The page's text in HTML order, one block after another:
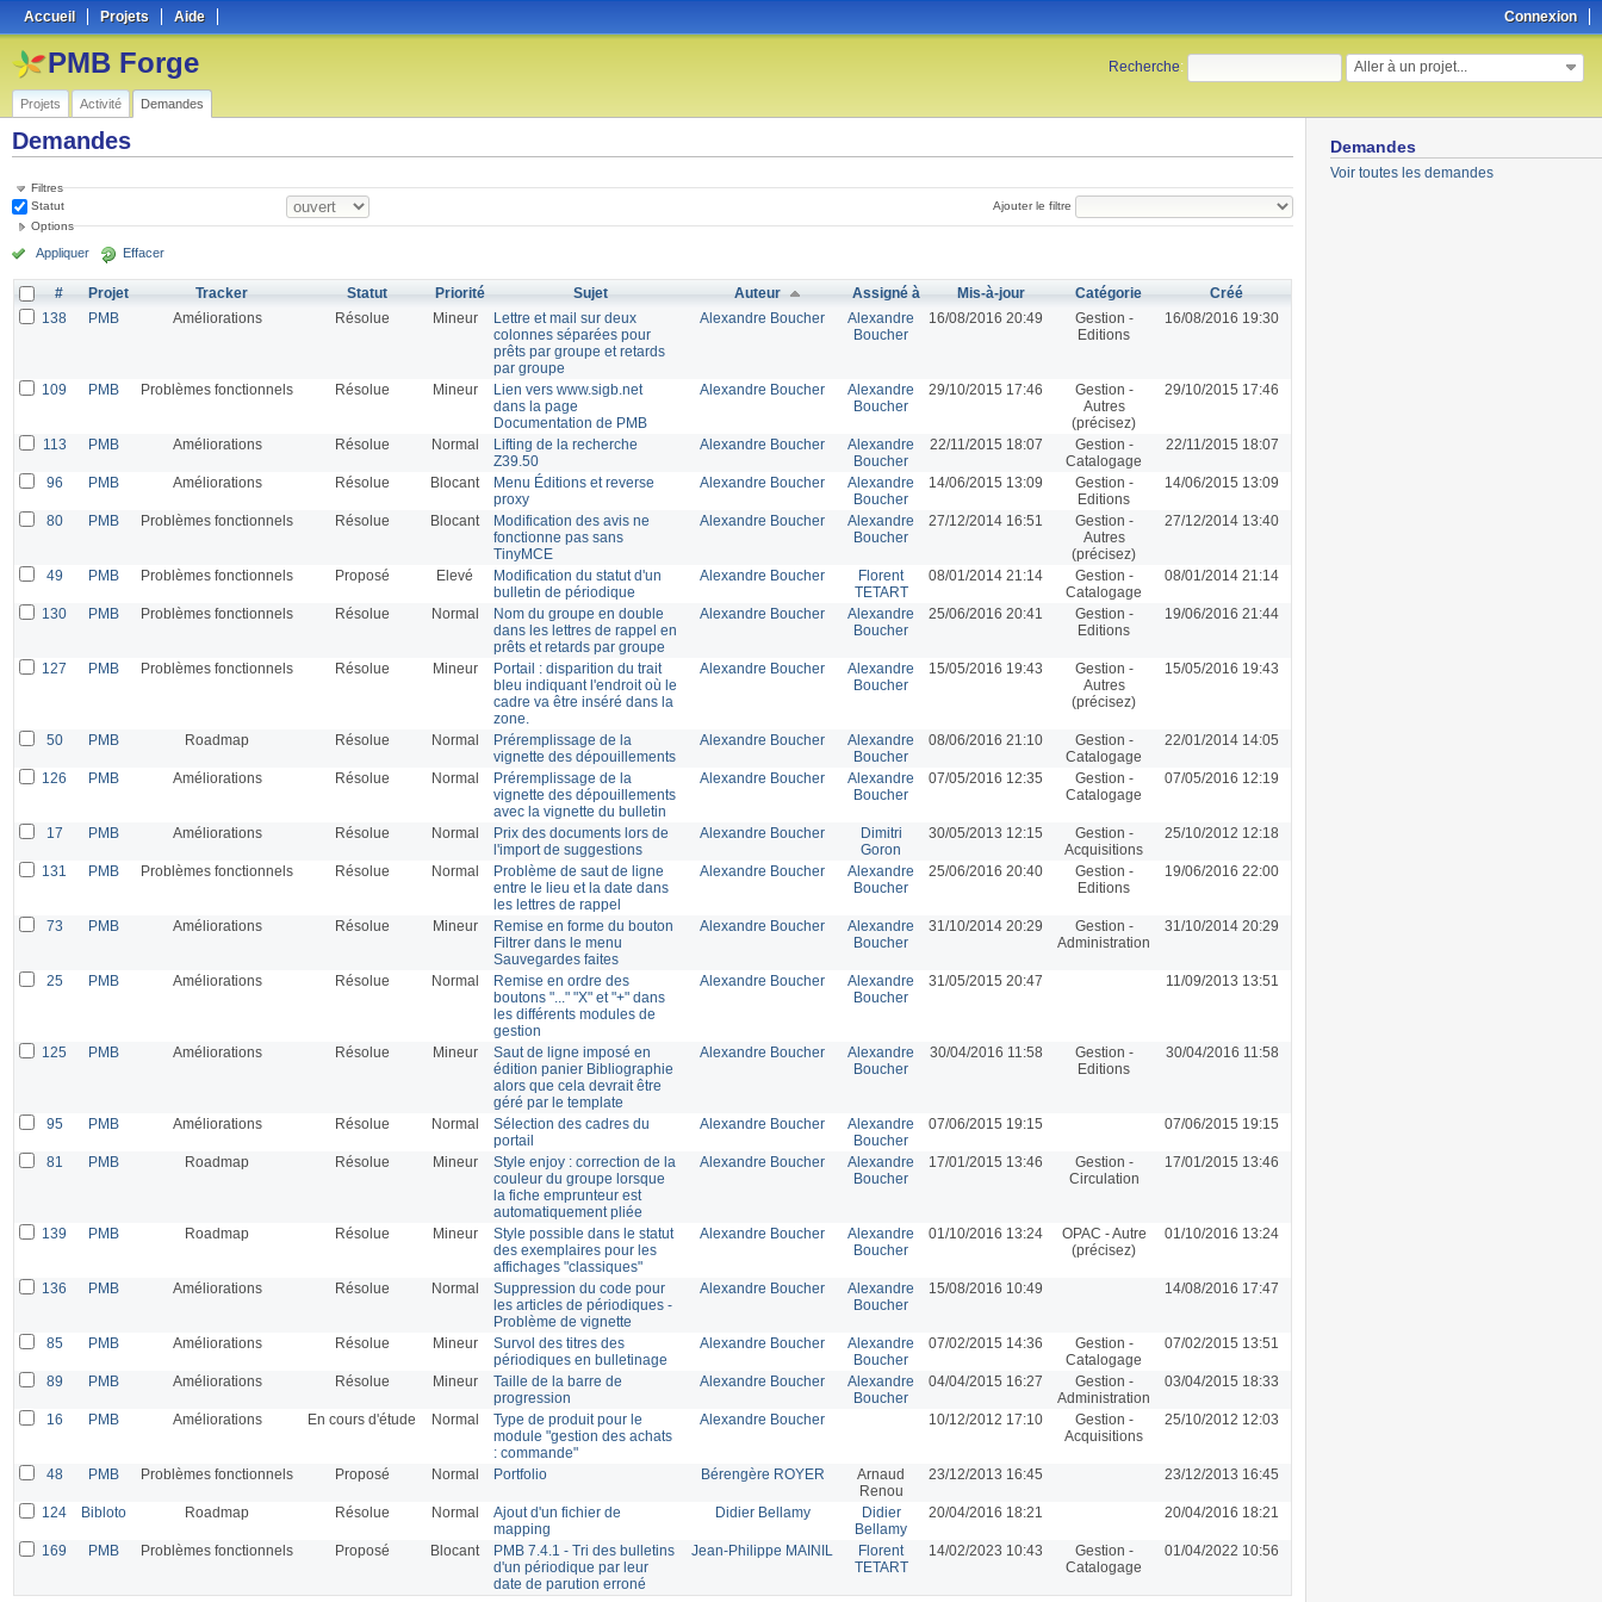
Connexion
Accueil Projets Aide
Recherche: Aller à un projet...
PMB Forge
Projets Activité Demandes
Demandes
Voir toutes les demandes
Demandes
Filtres
Statut
Ajouter le filtre
Options
Appliquer Effacer
# Projet Tracker Statut Priorité Sujet Auteur Assigné à Mis-à-jour Catégorie
Créé
138
PMB Améliorations Résolue Mineur
Lettre et mail sur deux
colonnes séparées pour
prêts par groupe et retards
par groupe
Alexandre Boucher
Alexandre
Boucher
16/08/2016 20:49
Gestion -
Editions
16/08/2016 19:30
109 PMB Problèmes fonctionnels Résolue Mineur
Lien vers www.sigb.net
dans la page
Documentation de PMB
Alexandre Boucher
Alexandre
Boucher
29/10/2015 17:46
Gestion -
Autres
(précisez)
29/10/2015 17:46
113 PMB Améliorations Résolue Normal
Lifting de la recherche
Z39.50
Alexandre Boucher
Alexandre
Boucher
22/11/2015 18:07
Gestion -
Catalogage
22/11/2015 18:07
96 PMB Améliorations Résolue Blocant
Menu Éditions et reverse
proxy
Alexandre Boucher
Alexandre
Boucher
14/06/2015 13:09
Gestion -
Editions
14/06/2015 13:09
80 PMB Problèmes fonctionnels Résolue Blocant
Modification des avis ne
fonctionne pas sans
TinyMCE
Alexandre Boucher
Alexandre
Boucher
27/12/2014 16:51
Gestion -
Autres
(précisez)
27/12/2014 13:40
49 PMB Problèmes fonctionnels Proposé Elevé
Modification du statut d'un
bulletin de périodique
Alexandre Boucher
Florent
TETART
08/01/2014 21:14
Gestion -
Catalogage
08/01/2014 21:14
130 PMB Problèmes fonctionnels Résolue Normal
Nom du groupe en double
dans les lettres de rappel en
prêts et retards par groupe
Alexandre Boucher
Alexandre
Boucher
25/06/2016 20:41
Gestion -
Editions
19/06/2016 21:44
127 PMB Problèmes fonctionnels Résolue Mineur
Portail : disparition du trait
bleu indiquant l'endroit où le
cadre va être inséré dans la
zone.
Alexandre Boucher
Alexandre
Boucher
15/05/2016 19:43
Gestion -
Autres
(précisez)
15/05/2016 19:43
50 PMB Roadmap Résolue Normal
Préremplissage de la
vignette des dépouillements
Alexandre Boucher
Alexandre
Boucher
08/06/2016 21:10
Gestion -
Catalogage
22/01/2014 14:05
126 PMB Améliorations Résolue Normal
Préremplissage de la
vignette des dépouillements
avec la vignette du bulletin
Alexandre Boucher
Alexandre
Boucher
07/05/2016 12:35
Gestion -
Catalogage
07/05/2016 12:19
17 PMB Améliorations Résolue Normal
Prix des documents lors de
l'import de suggestions
Alexandre Boucher
Dimitri
Goron
30/05/2013 12:15
Gestion -
Acquisitions
25/10/2012 12:18
131 PMB Problèmes fonctionnels Résolue Normal
Problème de saut de ligne
entre le lieu et la date dans
les lettres de rappel
Alexandre Boucher
Alexandre
Boucher
25/06/2016 20:40
Gestion -
Editions
19/06/2016 22:00
73 PMB Améliorations Résolue Mineur
Remise en forme du bouton
Filtrer dans le menu
Sauvegardes faites
Alexandre Boucher
Alexandre
Boucher
31/10/2014 20:29
Gestion -
Administration
31/10/2014 20:29
25 PMB Améliorations Résolue Normal
Remise en ordre des
boutons "..." "X" et "+" dans
les différents modules de
gestion
Alexandre Boucher
Alexandre
Boucher
31/05/2015 20:47 11/09/2013 13:51
125 PMB Améliorations Résolue Mineur
Saut de ligne imposé en
édition panier Bibliographie
alors que cela devrait être
géré par le template
Alexandre Boucher
Alexandre
Boucher
30/04/2016 11:58
Gestion -
Editions
30/04/2016 11:58
95 PMB Améliorations Résolue Normal
Sélection des cadres du
portail
Alexandre Boucher
Alexandre
Boucher
07/06/2015 19:15 07/06/2015 19:15
81 PMB Roadmap Résolue Mineur
Style enjoy : correction de la
couleur du groupe lorsque
la fiche emprunteur est
automatiquement pliée
Alexandre Boucher
Alexandre
Boucher
17/01/2015 13:46
Gestion -
Circulation
17/01/2015 13:46
139 PMB Roadmap Résolue Mineur
Style possible dans le statut
des exemplaires pour les
affichages "classiques"
Alexandre Boucher
Alexandre
Boucher
01/10/2016 13:24
OPAC - Autre
(précisez)
01/10/2016 13:24
136 PMB Améliorations Résolue Normal
Suppression du code pour
les articles de périodiques -
Problème de vignette
Alexandre Boucher
Alexandre
Boucher
15/08/2016 10:49 14/08/2016 17:47
85 PMB Améliorations Résolue Mineur
Survol des titres des
périodiques en bulletinage
Alexandre Boucher
Alexandre
Boucher
07/02/2015 14:36
Gestion -
Catalogage
07/02/2015 13:51
89 PMB Améliorations Résolue Mineur
Taille de la barre de
progression
Alexandre Boucher
Alexandre
Boucher
04/04/2015 16:27
Gestion -
Administration
03/04/2015 18:33
16 PMB Améliorations En cours d'étude Normal
Type de produit pour le
module "gestion des achats
: commande"
Alexandre Boucher 10/12/2012 17:10
Gestion -
Acquisitions
25/10/2012 12:03
48 PMB Problèmes fonctionnels Proposé Normal Portfolio Bérengère ROYER
Arnaud
Renou
23/12/2013 16:45 23/12/2013 16:45
124 Bibloto Roadmap Résolue Normal
Ajout d'un fichier de
mapping
Didier Bellamy
Didier
Bellamy
20/04/2016 18:21 20/04/2016 18:21
169 PMB Problèmes fonctionnels Proposé Blocant
PMB 7.4.1 - Tri des bulletins
d'un périodique par leur
date de parution erroné
Jean-Philippe MAINIL
Florent
TETART
14/02/2023 10:43
Gestion -
Catalogage
01/04/2022 10:56